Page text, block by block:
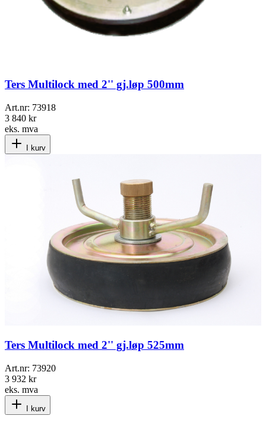
Ters Multilock med 2'' gj.løp 500mm
Art.nr: 73918
3 840 kr
eks. mva
I kurv
Ters Multilock med 2'' gj.løp 525mm
Art.nr: 73920
3 932 kr
eks. mva
I kurv